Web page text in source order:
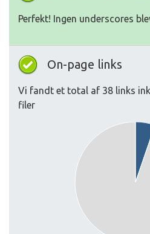
Perfekt! Ingen underscores
On-page links
Vi fandt et total af 38 links
filer